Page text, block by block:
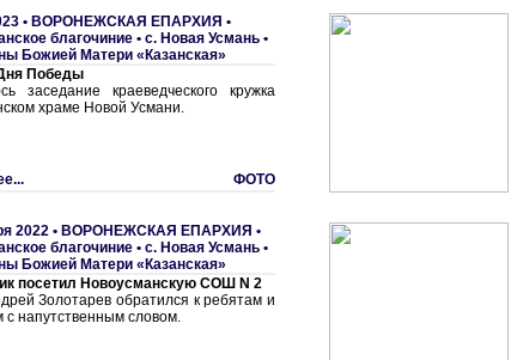
• ВОРОНЕЖСКАЯ ЕПАРХИЯ •
благочиние • с. Hовая Усмань •
Божией Матери «Казанская»
Победы
заседание краеведческого кружка
храме Новой Усмани.
ФОТО
2022 • ВОРОНЕЖСКАЯ ЕПАРХИЯ •
благочиние • с. Hовая Усмань •
Божией Матери «Казанская»
посетил Новоусманскую СОШ N 2
Золотарев обратился к ребятам и
с напутственным словом.